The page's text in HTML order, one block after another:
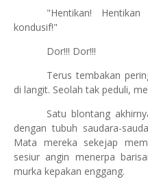
"Hentikan!
kondusif!"
Dor!!! Dor!!!
Terus tembakan
di langit. Seolah tak peduli,
Satu blontang
dengan tubuh saudara-
Mata mereka sekejap
sesiur angin menerpa
murka kepakan enggang.